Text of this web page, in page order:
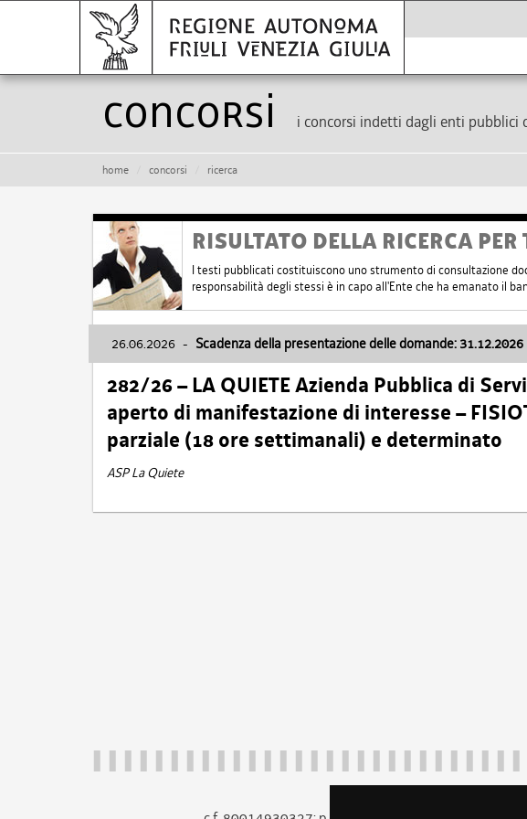
Concorsi i concorsi indetti dagli enti pubblici
home concorsi ricerca
RISULTATO DELLA RICERCA
I testi pubblicati costituiscono uno strumento di consultazione
responsabilità degli stessi è in capo all'Ente che ha emanato il
26.06.2026 - Scadenza della presentazione delle domande: 31.12.2026
282/26 – LA QUIETE Azienda Pubblica di
aperto di manifestazione di interesse –
parziale (18 ore settimanali) e determinato
ASP La Quiete